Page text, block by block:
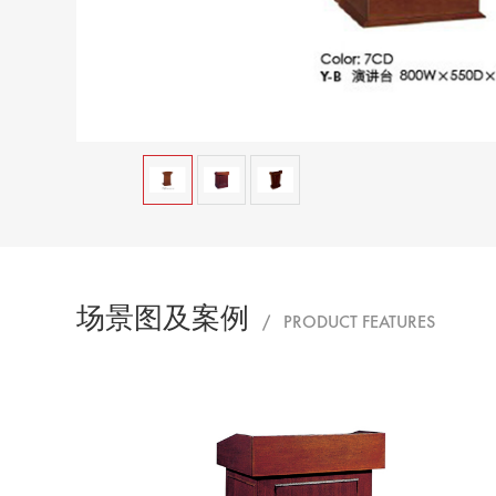
场景图及案例 / PRODUCT FEATURES